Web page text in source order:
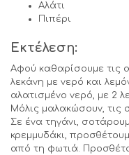
Αλάτι
Πιπέρι
Eκτέλεση:
Αφού καθαρίσουμε τις
λεκάνη με νερό και
αλατισμένο νερό, με 2
Μόλις μαλακώσουν, τις
Σε ένα τηγάνι,
κρεμμυδάκι,
από τη φωτιά.